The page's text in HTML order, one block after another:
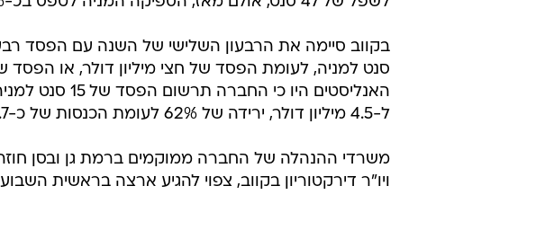
האנליסטים היו
ל-4.5 מיליון דולר, ירידה של 62% לעומת הכנסות של כ-11.7 מיליון דולר שנרשמו ברבעון המקביל.
משרדי ההנהלה של החברה ממוקמים ברמת גן ובסן
ויו"ר דירקטוריון בקווב, צפוי להגיע ארצה בראשית